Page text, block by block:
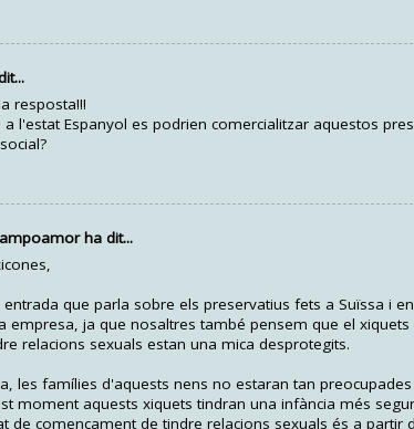
resposta!!!
a l'estat Espanyol es podrien comercialitzar aquestos
ha dit...
que parla sobre els preservatius fets a Suïssa i
empresa, ja que nosaltres també pensem que el
relacions sexuals estan una mica desprotegits.
les famílies d'aquests nens no estaran tan
moment aquests xiquets tindran una infància més
de començament de tindre relacions sexuals és a partir